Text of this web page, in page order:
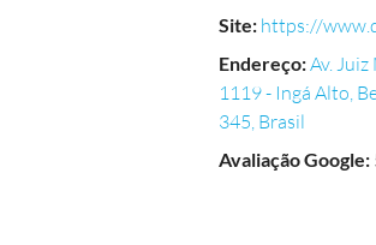
Site: https://
Endereço:Av.
1119 - Ingá Alto,
345, Brasil
Avaliação Google: